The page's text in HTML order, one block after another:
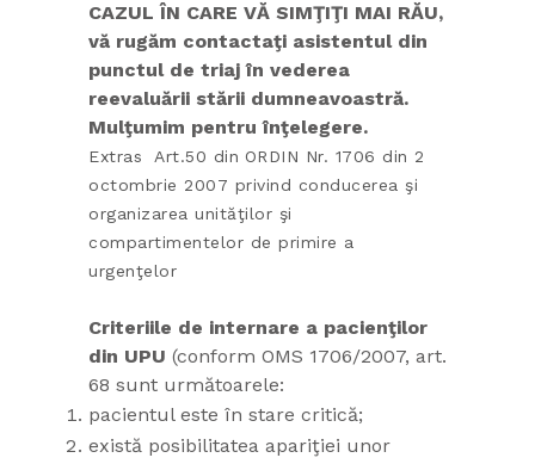
CAZUL ÎN CARE VĂ SIMŢIŢI MAI RĂU,
vă rugăm contactaţi asistentul din
punctul de triaj în vederea
reevaluării stării dumneavoastră.
Mulţumim pentru înţelegere.
Extras Art.50 din ORDIN Nr. 1706 din 2
octombrie 2007 privind conducerea şi
organizarea unităţilor şi
compartimentelor de primire a
urgenţelor
Criteriile de internare a pacienţilor
din UPU (conform OMS 1706/2007, art.
68 sunt următoarele:
pacientul este în stare critică;
există posibilitatea apariţiei unor